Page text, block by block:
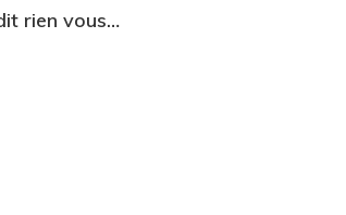
rien vous…